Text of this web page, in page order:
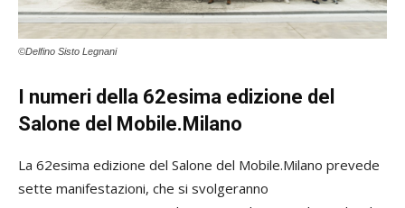
©Delfino Sisto Legnani
I numeri della 62esima edizione del
Salone del Mobile.Milano
La 62esima edizione del Salone del Mobile.Milano prevede
sette manifestazioni, che si svolgeranno